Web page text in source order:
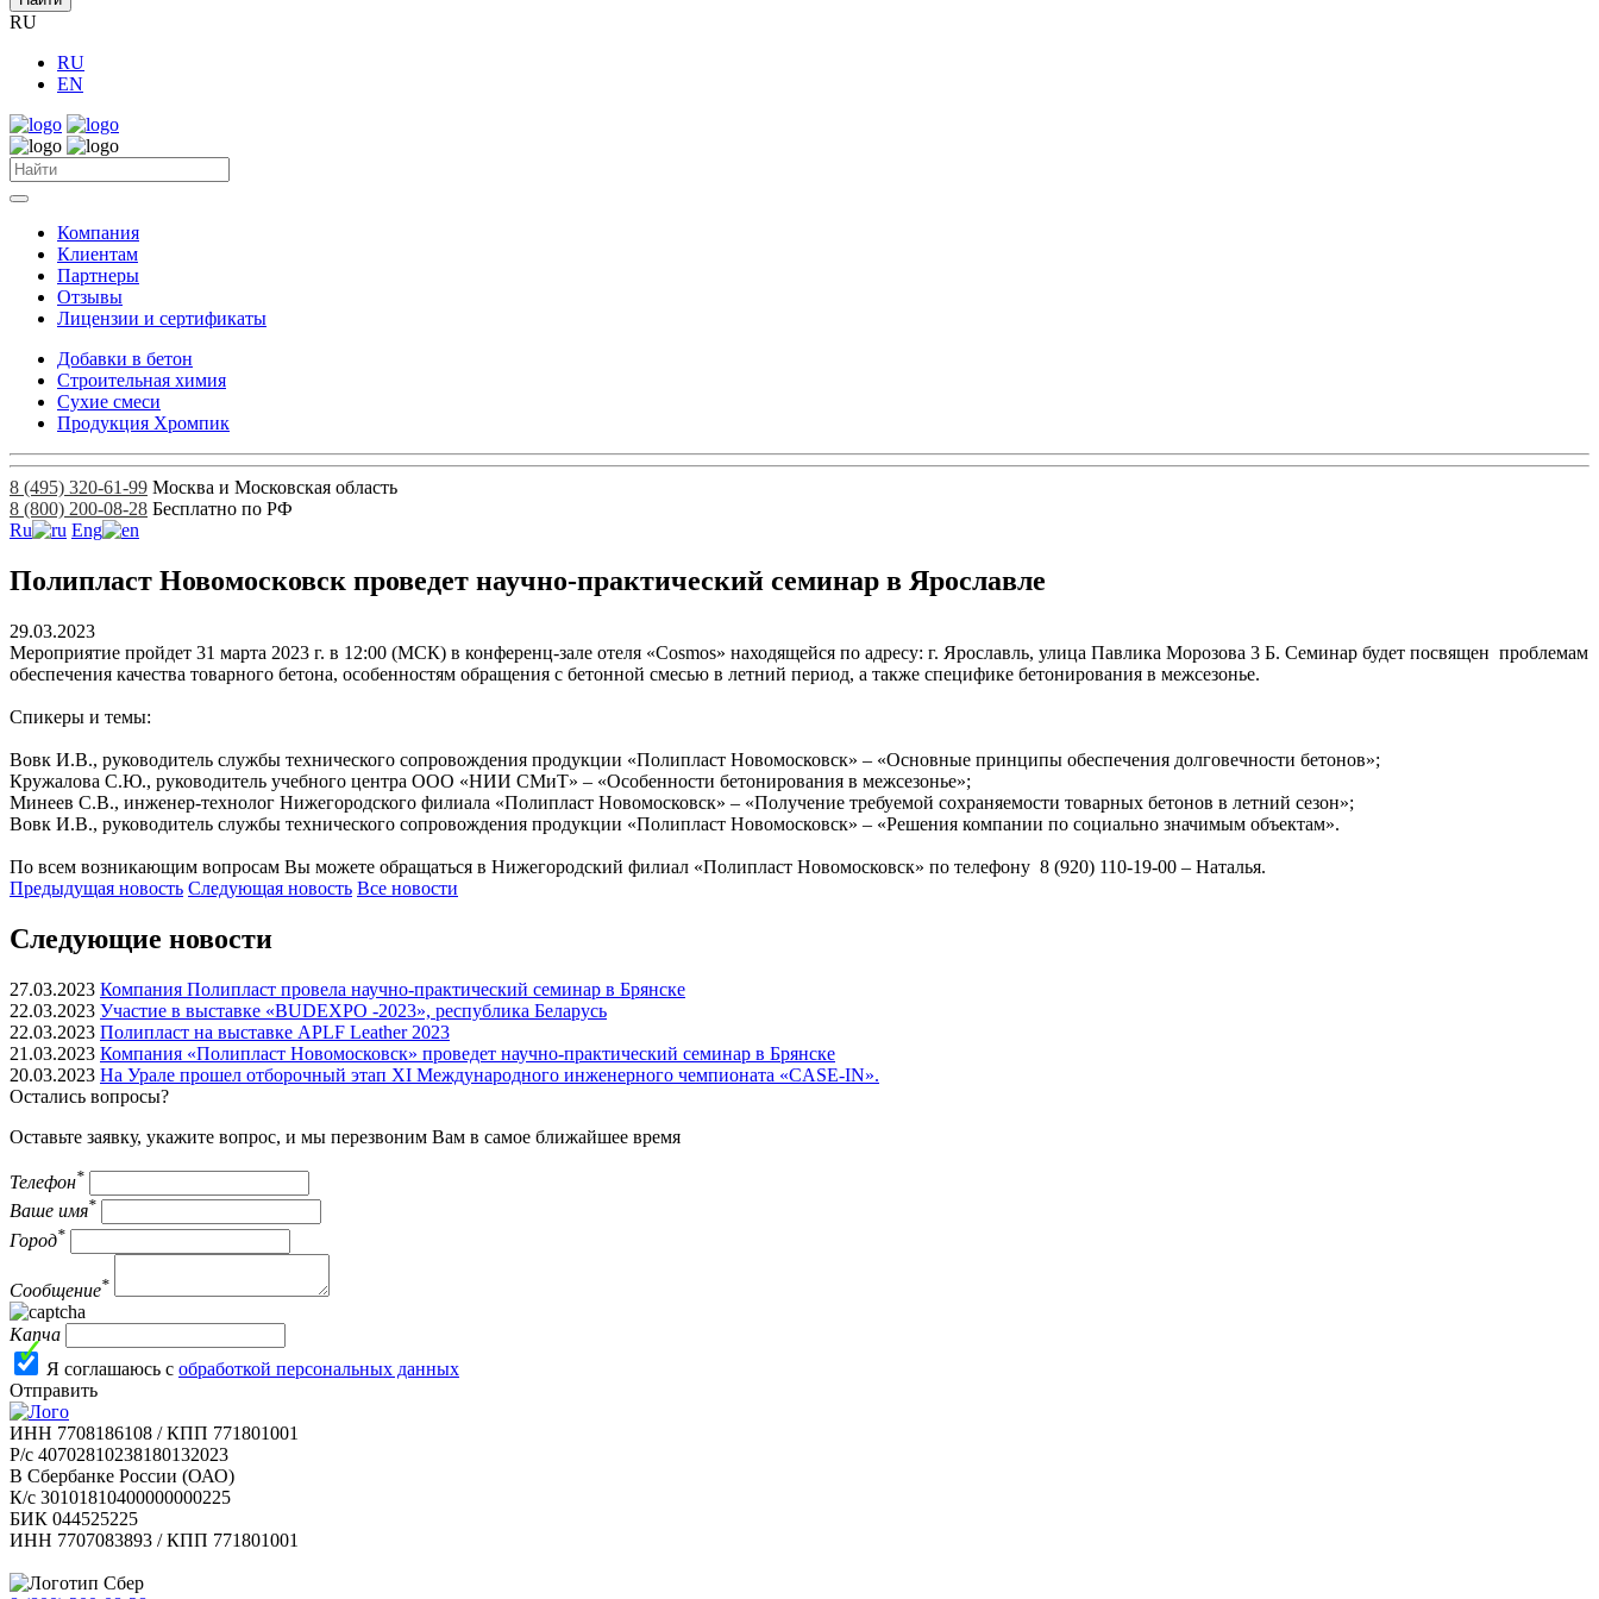
RU
RU
EN
Компания
Клиентам
Партнеры
Отзывы
Лицензии и сертификаты
Добавки в бетон
Строительная химия
Сухие смеси
Продукция Хромпик
8 (495) 320-61-99 Москва и Московская область
8 (800) 200-08-28 Бесплатно по РФ
Ru
Eng
Полипласт Новомосковск проведет научно-практический семинар в Ярославле
29.03.2023
Мероприятие пройдет 31 марта 2023 г. в 12:00 (МСК) в конференц-зале отеля «Cosmos» находящейся по адресу: г. Ярославль, улица Павлика Морозова 3 Б. Семинар будет посвящен проблемам
обеспечения качества товарного бетона, особенностям обращения с бетонной смесью в летний период, а также специфике бетонирования в межсезонье.
Спикеры и темы:
Вовк И.В., руководитель службы технического сопровождения продукции «Полипласт Новомосковск» – «Основные принципы обеспечения долговечности бетонов»;
Кружалова С.Ю., руководитель учебного центра ООО «НИИ СМиТ» – «Особенности бетонирования в межсезонье»;
Минеев С.В., инженер-технолог Нижегородского филиала «Полипласт Новомосковск» – «Получение требуемой сохраняемости товарных бетонов в летний сезон»;
Вовк И.В., руководитель службы технического сопровождения продукции «Полипласт Новомосковск» – «Решения компании по социально значимым объектам».
По всем возникающим вопросам Вы можете обращаться в Нижегородский филиал «Полипласт Новомосковск» по телефону 8 (920) 110-19-00 – Наталья.
Предыдущая новость Следующая новость Все новости
Следующие новости
27.03.2023 Компания Полипласт провела научно-практический семинар в Брянске
22.03.2023 Участие в выставке «BUDEXPO -2023», республика Беларусь
22.03.2023 Полипласт на выставке APLF Leather 2023
21.03.2023 Компания «Полипласт Новомосковск» проведет научно-практический семинар в Брянске
20.03.2023 На Урале прошел отборочный этап XI Международного инженерного чемпионата «CASE-IN».
Остались вопросы?
Оставьте заявку, укажите вопрос, и мы перезвоним Вам в самое ближайшее время
Телефон*
Ваше имя*
Город*
Сообщение*
Капча
Я соглашаюсь с обработкой персональных данных
Отправить
ИНН 7708186108 / КПП 771801001
Р/с 40702810238180132023
В Сбербанке России (ОАО)
К/с 30101810400000000225
БИК 044525225
ИНН 7707083893 / КПП 771801001